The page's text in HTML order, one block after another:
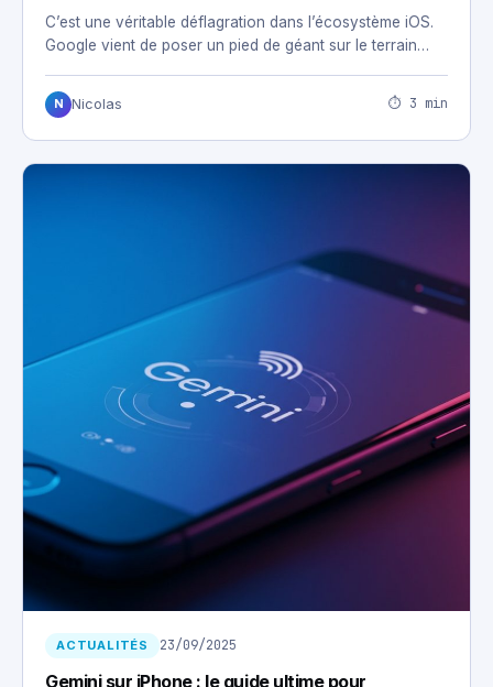
C’est une véritable déflagration dans l’écosystème iOS.
Google vient de poser un pied de géant sur le terrain…
N Nicolas ⏱ 3 min
ACTUALITÉS 23/09/2025
Gemini sur iPhone : le guide ultime pour